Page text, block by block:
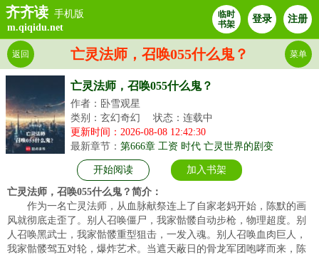
齐齐读 手机版
m.qiqidu.net
临时
书架
登录 注册
亡灵法师，召唤055什么鬼？
返回 菜单
亡灵法师，召唤055什么鬼？
作者：卧雪观星
类别：玄幻奇幻
状态：连载中
更新时间：2026-08-08 12:42:30
最新章节： 第666章 工资 时代 亡灵世界的剧变
开始阅读 加入书架
亡灵法师，召唤055什么鬼？简介：
作为一名亡灵法师，从血脉献祭连上了自家老妈开始，陈默的画
风就彻底走歪了。别人召唤僵尸，我家骷髅自动步枪，物理超度。别
人召唤黑武士，我家骷髅重型狙击，一发入魂。别人召唤血肉巨人，
我家骷髅驾五对轮，爆炸艺术。当遮天蔽日的骨龙军团咆哮而来，陈